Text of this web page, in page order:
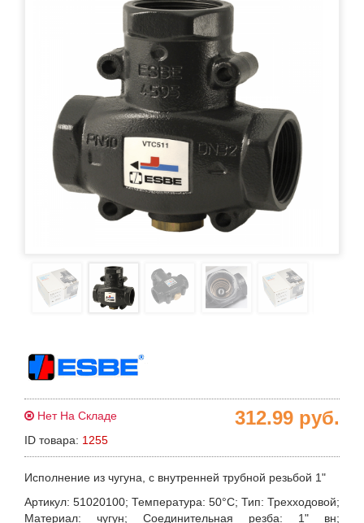
Нет На Складе
ID товара: 1255
312.99 руб.
Исполнение из чугуна, с внутренней трубной резьбой 1"
Артикул: 51020100; Температура: 50°С; Тип: Трехходовой;
Материал: чугун; Соединительная резба: 1" вн;